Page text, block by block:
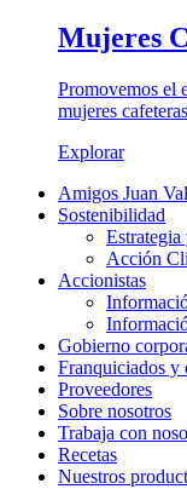
Mujeres
Promovemos el
mujeres
Explorar
Amigos Juan
Sostenibilidad
Acción
Accionistas
Gobierno
Franquiciados y
Proveedores
Sobre nosotros
Trabaja con
Recetas
Nuestros